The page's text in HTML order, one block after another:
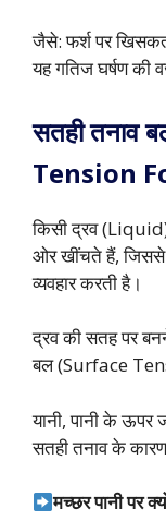
जैसे: फर्श पर
यह गतिज घर्षण की
सतही तनाव
Tension
किसी द्रव
ओर खींचते हैं, जिससे
व्यवहार करती है।
द्रव की सतह पर
बल (Surface
यानी, पानी के ऊपर
सतही तनाव के कारण
मच्छर पानी पर